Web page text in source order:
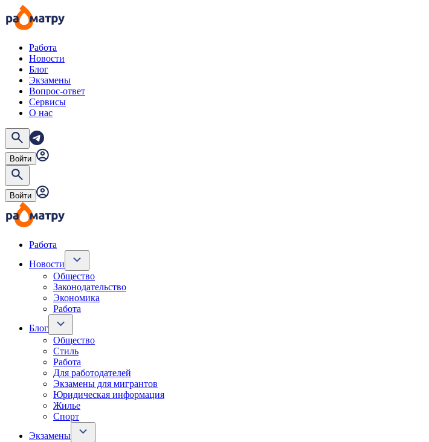
Работа
Новости
Блог
Экзамены
Вопрос-ответ
Сервисы
О нас
Войти
Войти
Работа
Новости
Общество
Законодательство
Экономика
Работа
Блог
Общество
Стиль
Работа
Для работодателей
Экзамены для мигрантов
Юридическая информация
Жилье
Спорт
Экзамены